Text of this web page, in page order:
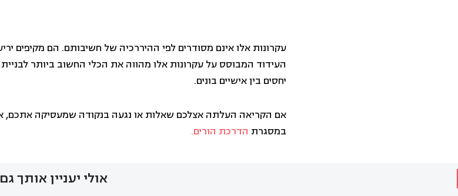
עקרונות אלו אינם מסודרים לפי ההיררכיה של חשיבותם. הם מקיפים
העידוד המבוסס על עקרונות אלו מהווה את הכלי החשוב ביותר
יחסים בין אישיים בונים.
אם הקריאה העלתה אצלכם שאלות או נגעה בנקודה שמעסיקה אתכם,
במסגרת הדרכת הורים.
אולי יעניין אותך גם